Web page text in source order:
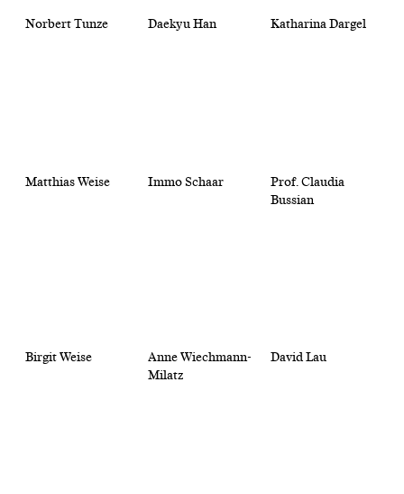
Norbert Tunze Daekyu Han Katharina Dargel
Matthias Weise Immo Schaar
Prof. Claudia
Bussian
Birgit Weise
Anne Wiechmann-
Milatz
David Lau